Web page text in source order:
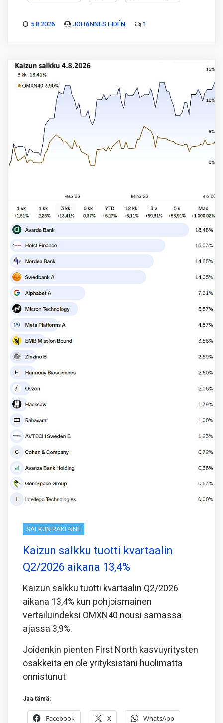
5.8.2026 JOHANNES HIDÉN 1
SALKUN RAKENNE
Kaizun salkku tuotti kvartaalin
Q2/2026 aikana 13,4%
Kaizun salkku tuotti kvartaalin Q2/2026
aikana 13,4% kun pohjoismainen
vertailuindeksi OMXN40 nousi samassa
ajassa 3,9%.
Joidenkin pienten First North kasvuyritysten
osakkeita en ole yrityksistäni huolimatta
onnistunut
Jaa tämä:
Facebook X WhatsApp